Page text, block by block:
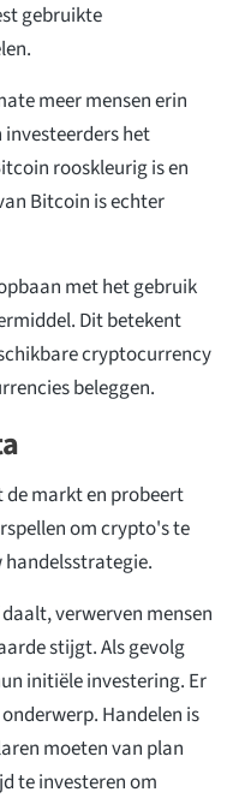
gebruikte
meer mensen erin
het
rooskleurig is en
Bitcoin is echter
met het gebruik
Dit betekent
cryptocurrency
beleggen.
markt en probeert
om crypto's te
handelsstrategie.
verwerven mensen
stijgt. Als gevolg
initiële investering. Er
Handelen is
moeten van plan
te investeren om